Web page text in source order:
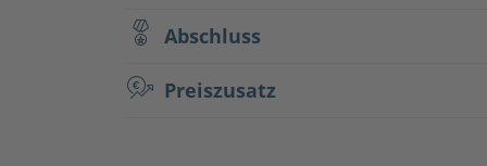
Abschluss
Preiszusatz